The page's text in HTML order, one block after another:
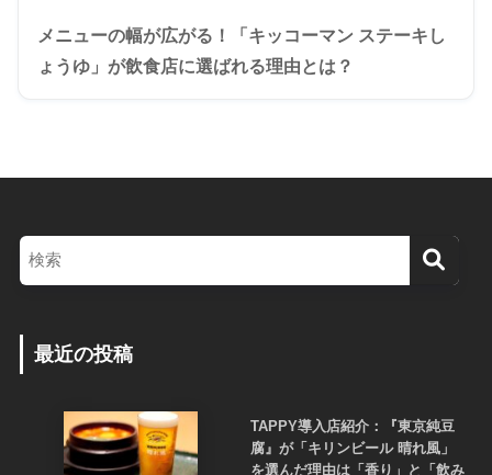
メニューの幅が広がる！「キッコーマン ステーキし
ょうゆ」が飲食店に選ばれる理由とは？
最近の投稿
TAPPY導入店紹介：『東京純豆
腐』が「キリンビール 晴れ風」
を選んだ理由は「香り」と「飲み